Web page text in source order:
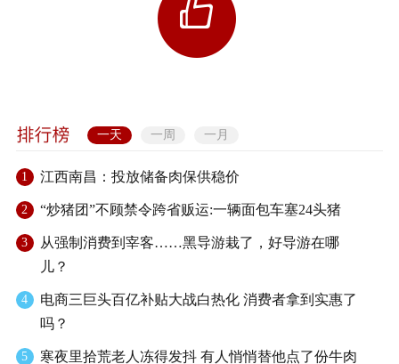
一天 一周 一月
1 江西南昌：投放储备肉保供稳价
2 “炒猪团”不顾禁令跨省贩运:一辆面包车塞24头猪
3
从强制消费到宰客……黑导游栽了，好导游在哪
儿？
4
电商三巨头百亿补贴大战白热化 消费者拿到实惠了
吗？
5
寒夜里拾荒老人冻得发抖 有人悄悄替他点了份牛肉